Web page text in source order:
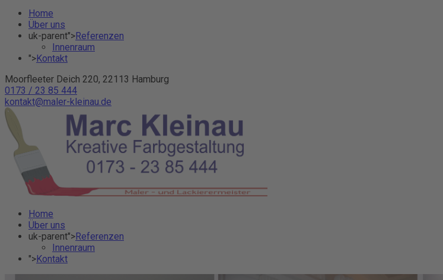
Home
Über uns
uk-parent">Referenzen
Innenraum
">Kontakt
Moorfleeter Deich 220, 22113 Hamburg
0173 / 23 85 444
kontakt@maler-kleinau.de
Home
Über uns
uk-parent">Referenzen
Innenraum
">Kontakt